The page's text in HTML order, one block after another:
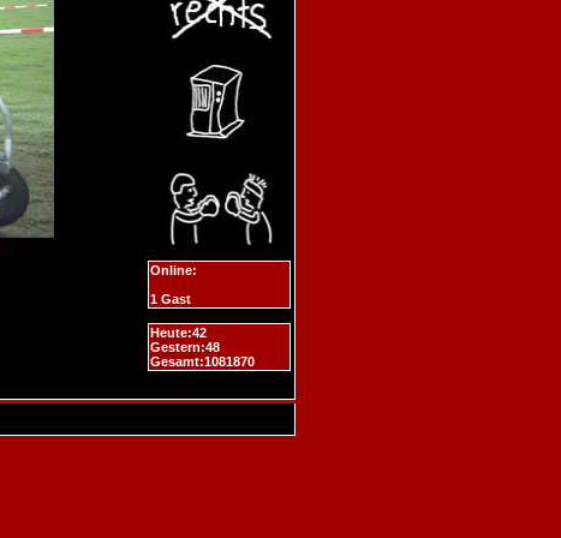
Online:
1 Gast
Heute:42
Gestern:48
Gesamt:1081870